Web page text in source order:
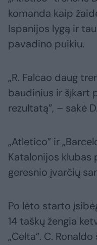
komanda kaip
Ispanijos lygą ir
pavadino puikiu.
„R. Falcao daug
baudinius ir šįkart
rezultatą”, – sakė
„Atletico” ir
Katalonijos
geresnio įvarčių
Po lėto starto
14 taškų žengia
„Celta”. C.